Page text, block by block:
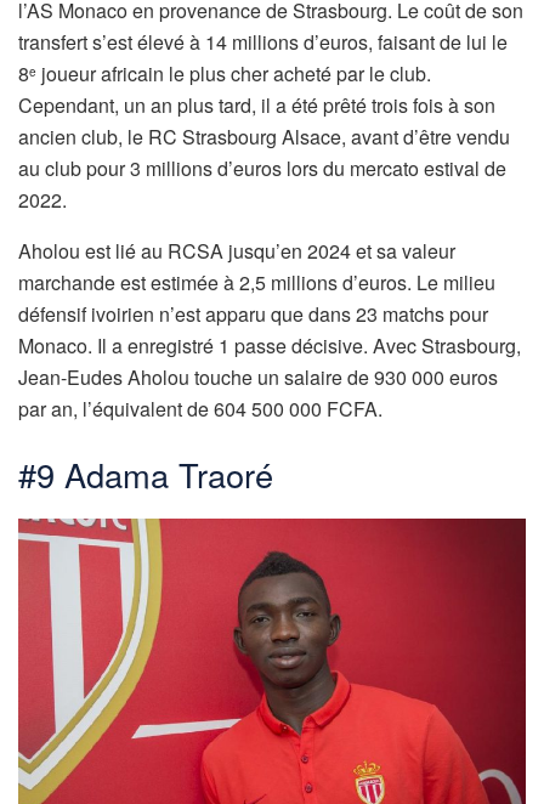
l’AS Monaco en provenance de Strasbourg. Le coût de son
transfert s’est élevé à 14 millions d’euros, faisant de lui le
8e joueur africain le plus cher acheté par le club.
Cependant, un an plus tard, il a été prêté trois fois à son
ancien club, le RC Strasbourg Alsace, avant d’être vendu
au club pour 3 millions d’euros lors du mercato estival de
2022.
Aholou est lié au RCSA jusqu’en 2024 et sa valeur
marchande est estimée à 2,5 millions d’euros. Le milieu
défensif ivoirien n’est apparu que dans 23 matchs pour
Monaco. Il a enregistré 1 passe décisive. Avec Strasbourg,
Jean-Eudes Aholou touche un salaire de 930 000 euros
par an, l’équivalent de 604 500 000 FCFA.
#9 Adama Traoré